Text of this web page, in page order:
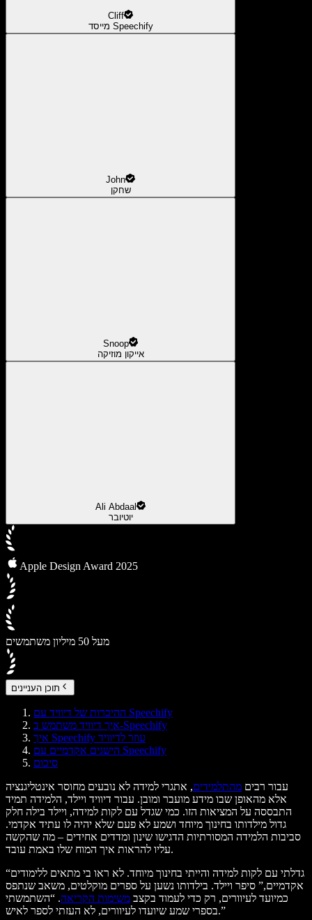
Cliff
מייסד Speechify
John
שחקן
Snoop
אייקון מוזיקה
Ali Abdaal
יוטיובר
Apple Design Award 2025
מעל 50 מיליון משתמשים
תוכן העניינים
ההיכרות של דיוויד עם Speechify
איך דיוויד משתמש ב-Speechify
איך Speechify עוזר לדיוויד
הישגים אקדמיים עם Speechify
סיכום
עבור רבים מהתלמידים, אתגרי למידה לא נובעים מחוסר אינטליגנציה
אלא מהאופן שבו מידע מועבר ומובן. עבור דיוויד ויילד, הלמידה תמיד
התבססה על המציאות הזו. כמי שגדל עם לקות למידה, ויילד בילה חלק
גדול מילדותו בחינוך מיוחד ושמע לא פעם שלא יהיה לו עתיד אקדמי.
סביבות הלמידה המסורתיות הדגישו שינון ומדדים אחידים – מה שהקשה
עליו להראות איך המוח שלו באמת עובד.
“גדלתי עם לקות למידה והייתי בחינוך מיוחד. לא ראו בי מתאים ללימודים
אקדמיים,” סיפר ויילד. בילדותו נשען על ספרים מוקלטים, משאב שנתפס
כמיועד לעיוורים, רק כדי לעמוד בקצב משימות הקריאה. “השתמשתי
בספרי שמע שיועדו לעיוורים, לא העזתי לספר לאיש.”